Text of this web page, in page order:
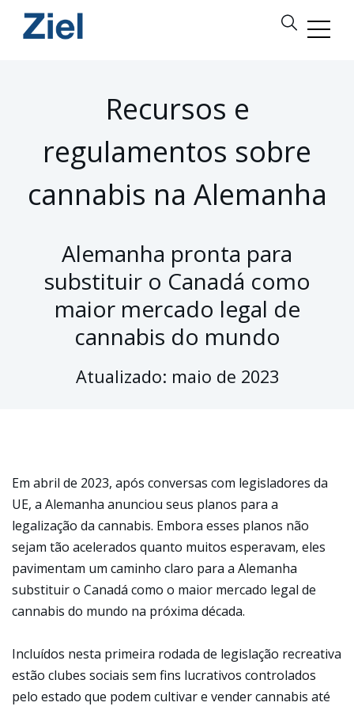
Recursos e
regulamentos sobre
cannabis na Alemanha
Alemanha pronta para
substituir o Canadá como
maior mercado legal de
cannabis do mundo
Atualizado: maio de 2023
Em abril de 2023, após conversas com legisladores da
UE, a Alemanha anunciou seus planos para a
legalização da cannabis. Embora esses planos não
sejam tão acelerados quanto muitos esperavam, eles
pavimentam um caminho claro para a Alemanha
substituir o Canadá como o maior mercado legal de
cannabis do mundo na próxima década.
Incluídos nesta primeira rodada de legislação recreativa
estão clubes sociais sem fins lucrativos controlados
pelo estado que podem cultivar e vender cannabis até